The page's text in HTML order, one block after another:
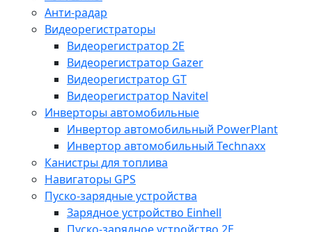
Анти-радар
Видеорегистраторы
Видеорегистратор 2E
Видеорегистратор Gazer
Видеорегистратор GT
Видеорегистратор Navitel
Инверторы автомобильные
Инвертор автомобильный PowerPlant
Инвертор автомобильный Technaxx
Канистры для топлива
Навигаторы GPS
Пуско-зарядные устройства
Зарядное устройство Einhell